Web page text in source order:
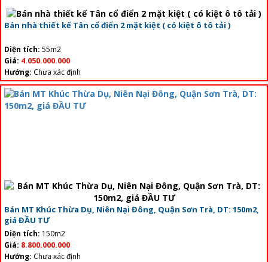
Bán nhà thiết kế Tân cổ điển 2 mặt kiệt ( có kiệt ô tô tải )
Diện tích: 55m2
Giá: 4.050.000.000
Hướng: Chưa xác định
Bán MT Khúc Thừa Dụ, Niên Nại Đông, Quận Sơn Trà, DT: 150m2,
giá ĐẦU TƯ
Diện tích: 150m2
Giá: 8.800.000.000
Hướng: Chưa xác định